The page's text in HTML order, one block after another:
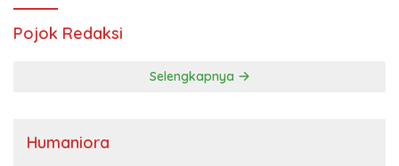
Pojok Redaksi
Selengkapnya
Humaniora